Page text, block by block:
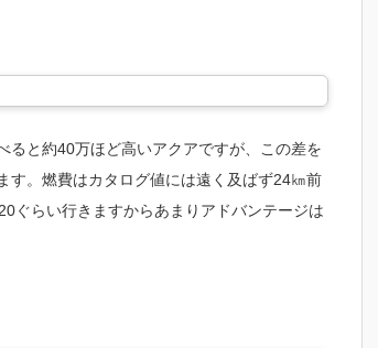
ると約40万ほど高いアクアですが、この差を
す。燃費はカタログ値には遠く及ばず24㎞前
ぐらい行きますからあまりアドバンテージは